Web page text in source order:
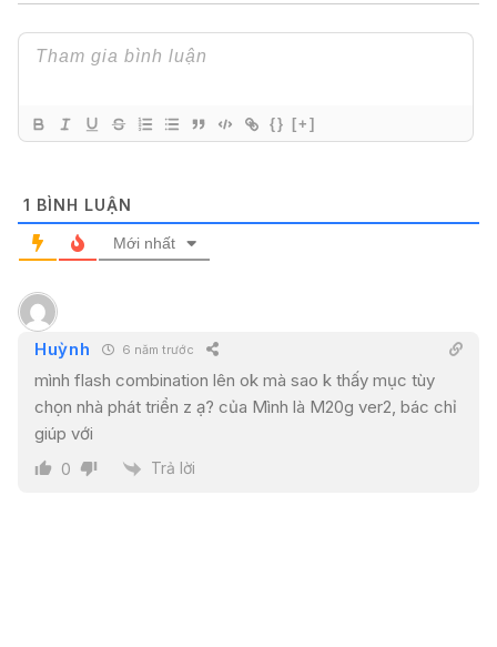
{} [+]
1 BÌNH LUẬN
Mới nhất
Huỳnh 6 năm trước
mình flash combination lên ok mà sao k thấy mục tùy
chọn nhà phát triển z ạ? của Mình là M20g ver2, bác chỉ
giúp với
0 Trả lời